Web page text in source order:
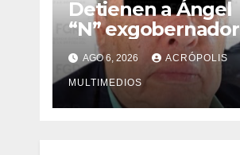
Detienen a Ángel
“N” exgobernador
de Guerrero por
caso Ayotzinapa
AGO 6, 2026 ACRÓPOLIS
MULTIMEDIOS